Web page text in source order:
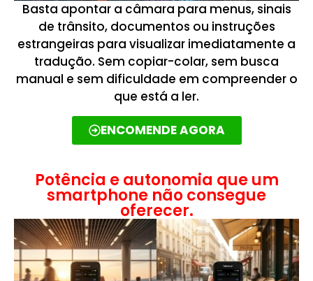
Basta apontar a câmara para menus, sinais
de trânsito, documentos ou instruções
estrangeiras para visualizar imediatamente a
tradução. Sem copiar-colar, sem busca
manual e sem dificuldade em compreender o
que está a ler.
ENCOMENDE AGORA
Potência e autonomia que um
smartphone não consegue
oferecer.